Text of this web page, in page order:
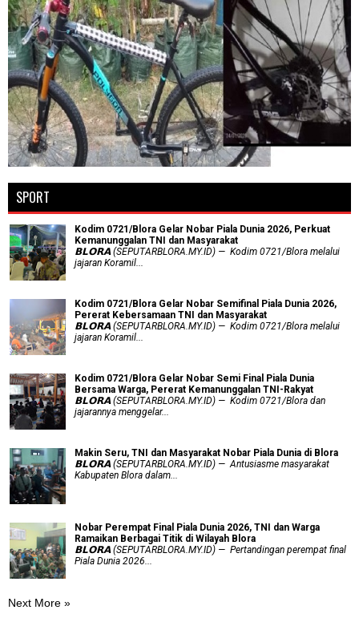
SPORT
Kodim 0721/Blora Gelar Nobar Piala Dunia 2026, Perkuat
Kemanunggalan TNI dan Masyarakat
𝗕𝗟𝗢𝗥𝗔 (SEPUTARBLORA.MY.ID) — Kodim 0721/Blora melalui
jajaran Koramil...
Kodim 0721/Blora Gelar Nobar Semifinal Piala Dunia 2026,
Pererat Kebersamaan TNI dan Masyarakat
𝗕𝗟𝗢𝗥𝗔 (SEPUTARBLORA.MY.ID) — Kodim 0721/Blora melalui
jajaran Koramil...
Kodim 0721/Blora Gelar Nobar Semi Final Piala Dunia
Bersama Warga, Pererat Kemanunggalan TNI-Rakyat
𝗕𝗟𝗢𝗥𝗔 (SEPUTARBLORA.MY.ID) — Kodim 0721/Blora dan
jajarannya menggelar...
Makin Seru, TNI dan Masyarakat Nobar Piala Dunia di Blora
𝗕𝗟𝗢𝗥𝗔 (SEPUTARBLORA.MY.ID) — Antusiasme masyarakat
Kabupaten Blora dalam...
Nobar Perempat Final Piala Dunia 2026, TNI dan Warga
Ramaikan Berbagai Titik di Wilayah Blora
𝗕𝗟𝗢𝗥𝗔 (SEPUTARBLORA.MY.ID) — Pertandingan perempat final
Piala Dunia 2026...
Next More »